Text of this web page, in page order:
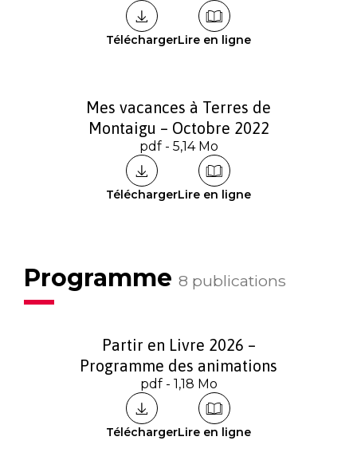
TéléchargerLire en ligne
Mes vacances à Terres de
Montaigu – Octobre 2022
pdf - 5,14 Mo
TéléchargerLire en ligne
Programme 8 publications
Partir en Livre 2026 –
Programme des animations
pdf - 1,18 Mo
TéléchargerLire en ligne